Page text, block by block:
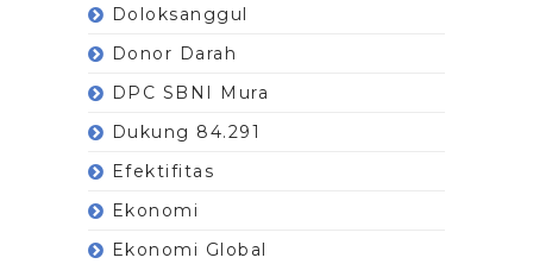
Doloksanggul
Donor Darah
DPC SBNI Mura
Dukung 84.291
Efektifitas
Ekonomi
Ekonomi Global